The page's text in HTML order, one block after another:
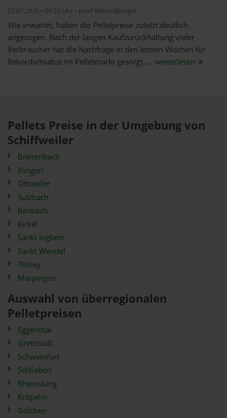
27.07.2026 • 09:23 Uhr • Josef Weichslberger
Wie erwartet, haben die Pelletpreise zuletzt deutlich
angezogen. Nach der langen Kaufzurückhaltung vieler
Verbraucher hat die Nachfrage in den letzten Wochen für
Rekordumsätze im Pelletmarkt gesorgt.... weiterlesen
Pellets Preise in der Umgebung von
Schiffweiler
Breitenbach
Illingen
Ottweiler
Sulzbach
Bexbach
Kirkel
Sankt Ingbert
Sankt Wendel
Tholey
Marpingen
Auswahl von überregionalen
Pelletpreisen
Eggenthal
Grettstadt
Schweinfurt
Schlieben
Rheinsberg
Kröpelin
Golchen